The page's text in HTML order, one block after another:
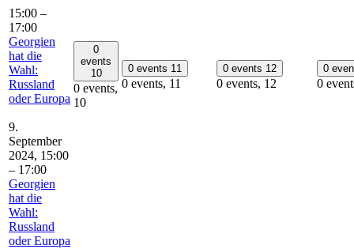
15:00 –
17:00
Georgien
hat die
Wahl:
Russland
oder Europa
9.
September
2024, 15:00
– 17:00
Georgien
hat die
Wahl:
Russland
oder Europa
0
events
10
0 events,
10
0 events 11
0 events, 11
0 events 12
0 events, 12
0
0